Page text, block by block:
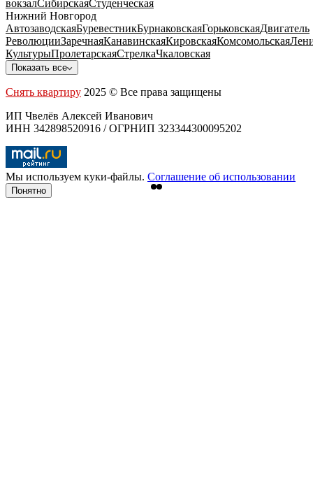
вокзалСибирскаяСтуденческая
Нижний Новгород
АвтозаводскаяБуревестникБурнаковскаяГорьковскаяДвигатель
РеволюцииЗаречнаяКанавинскаяКировскаяКомсомольская
КультурыПролетарскаяСтрелкаЧкаловская
Показать все
Снять квартиру 2025 © Все права защищены
ИП Чвелёв Алексей Иванович
ИНН 342898520916 / ОГРНИП 323344300095202
Мы используем куки-файлы. Соглашение об использовании
Понятно